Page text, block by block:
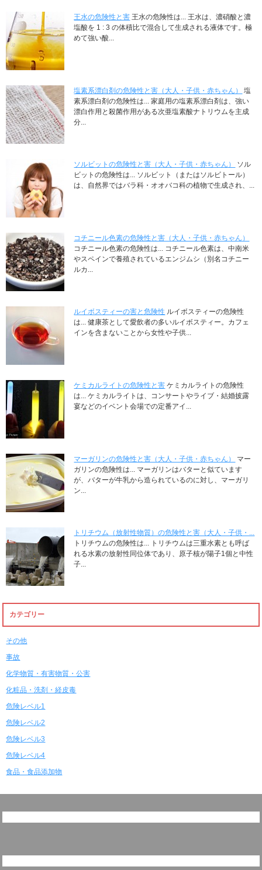
王水の危険性と害 王水の危険性は... 王水は、濃硝酸と濃
塩酸を 1 : 3 の体積比で混合して生成される液体です。極
めて強い酸...
塩素系漂白剤の危険性と害（大人・子供・赤ちゃん）
塩
素系漂白剤の危険性は... 家庭用の塩素系漂白剤は、強い
漂白作用と殺菌作用がある次亜塩素酸ナトリウムを主成
分...
ソルビットの危険性と害（大人・子供・赤ちゃん）
ソル
ビットの危険性は... ソルビット（またはソルビトール）
は、自然界ではバラ科・オオバコ科の植物で生成され、...
コチニール色素の危険性と害（大人・子供・赤ちゃん）
コチニール色素の危険性は... コチニール色素は、中南米
やスペインで養殖されているエンジムシ（別名コチニー
ルカ...
ルイボスティーの害と危険性 ルイボスティーの危険性
は... 健康茶として愛飲者の多いルイボスティー。カフェ
インを含まないことから女性や子供...
ケミカルライトの危険性と害 ケミカルライトの危険性
は... ケミカルライトは、コンサートやライブ・結婚披露
宴などのイベント会場での定番アイ...
マーガリンの危険性と害（大人・子供・赤ちゃん）
マー
ガリンの危険性は... マーガリンはバターと似ています
が、バターが牛乳から造られているのに対し、マーガリ
ン...
トリチウム（放射性物質）の危険性と害（大人・子供・...
トリチウムの危険性は... トリチウムは三重水素とも呼ば
れる水素の放射性同位体であり、原子核が陽子1個と中性
子...
カテゴリー
その他
事故
化学物質・有害物質・公害
化粧品・洗剤・経皮毒
危険レベル1
危険レベル2
危険レベル3
危険レベル4
食品・食品添加物